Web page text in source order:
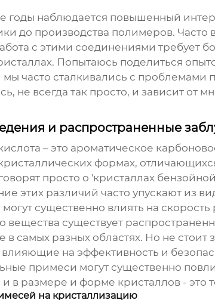
годы наблюдается повышенный
до производства полимеров. Часто
с этими соединениями требует
Попытаюсь поделиться
мы часто сталкивались с проблемами
не всегда так просто, и зависит от
и распространенные
– это ароматическое
формах,
просто о 'кристаллах
этих различий часто упускают из
существенно влиять на
вещества существует
самых разных областях. Но не стоит
на эффективность и
примеси могут существенно
и в размере и форме кристаллов - это
на кристаллизацию